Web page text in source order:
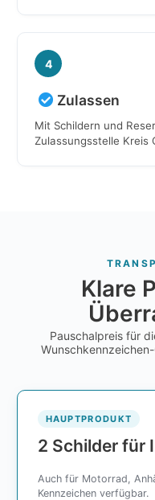
4
Zulassen
Mit Schildern und
Zulassungsstelle Kreis
Klare
Pauschalpreis für
HAUPTPRODUKT
2 Schilder für
Auch für Motorrad,
Kennzeichen verfügbar.